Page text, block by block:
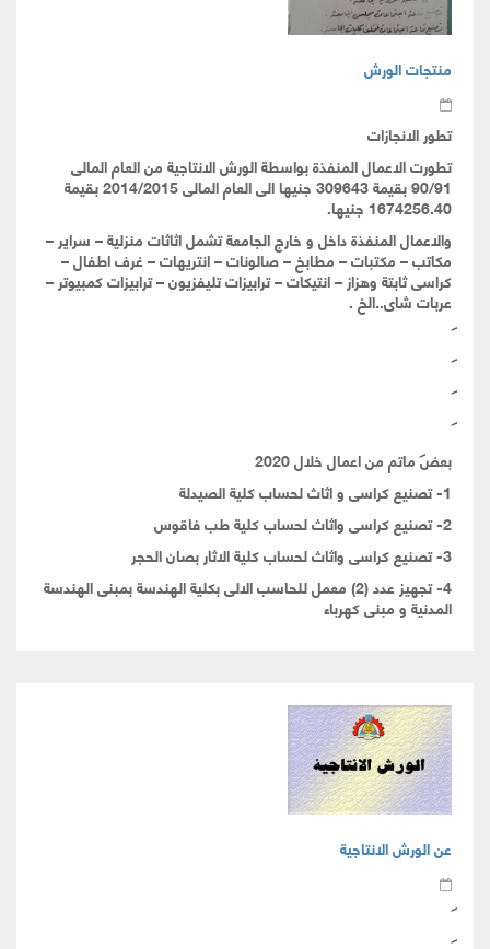
منتجات الورش
تطور الانجازات
تطورت الاعمال المنفذة بواسطة الورش الانتاجية من العام المالى
90/91 بقيمة 309643 جنيها الى العام المالى 2014/2015 بقيمة
1674256.40 جنيها.
والاعمال المنفذة داخل و خارج الجامعة تشمل اثاثات منزلية – سراير –
مكاتب – مكتبات – مطابخ – صالونات – انتريهات – غرف اطفال –
كراسى ثابتة وهزاز – انتيكات – ترابيزات تليفزيون – ترابيزات كمبيوتر –
عربات شاى..الخ .
بعض ماتم من اعمال خلال 2020
1- تصنيع كراسى و اثاث لحساب كلية الصيدلة
2- تصنيع كراسى واثاث لحساب كلية طب فاقوس
3- تصنيع كراسى واثاث لحساب كلية الاثار بصان الحجر
4- تجهيز عدد (2) معمل للحاسب الالى بكلية الهندسة بمبنى الهندسة
المدنية و مبنى كهرباء
عن الورش الانتاجية